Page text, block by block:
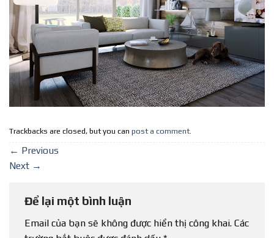
Trackbacks are closed, but you can post a comment.
← Previous
Next →
Để lại một bình luận
Email của bạn sẽ không được hiển thị công khai. Các